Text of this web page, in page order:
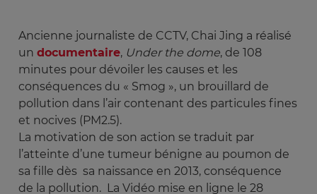
Ancienne journaliste de CCTV, Chai Jing a réalisé
un documentaire, Under the dome, de 108
minutes pour dévoiler les causes et les
conséquences du « Smog », un brouillard de
pollution dans l’air contenant des particules fines
et nocives (PM2.5).
La motivation de son action se traduit par
l’atteinte d’une tumeur bénigne au poumon de
sa fille dès sa naissance en 2013, conséquence
de la pollution. La Vidéo mise en ligne le 28